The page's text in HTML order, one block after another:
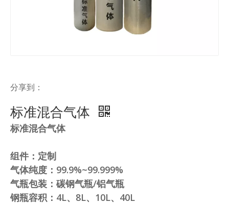
分享到：
标准混合气体
标准混合气体
组件：定制
气体纯度：99.9%~99.999%
气瓶包装：碳钢气瓶/铝气瓶
钢瓶容积：4L、8L、10L、40L